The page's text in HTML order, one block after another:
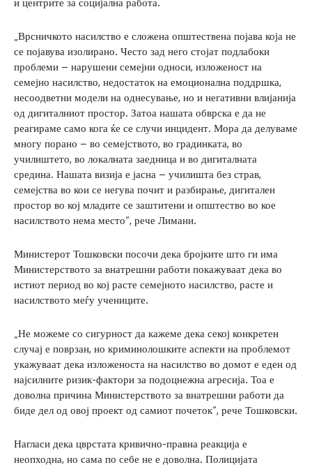
„Врсничкото насилство е сложена општествена појава која не
се појавува изолирано. Често зад него стојат подлабоки
проблеми – нарушени семејни односи, изложеност на
семејно насилство, недостаток на емоционална поддршка,
несоодветни модели на однесување, но и негативни влијанија
од дигиталниот простор. Затоа нашата обврска е да не
реагираме само кога ќе се случи инцидент. Мора да делуваме
многу порано – во семејството, во градинката, во
училиштето, во локалната заедница и во дигиталната
средина. Нашата визија е јасна – училишта без страв,
семејства во кои се негува почит и разбирање, дигитален
простор во кој младите се заштитени и општество во кое
насилството нема место“, рече Лимани.
Министерот Тошковски посочи дека бројките што ги има
Министерството за внатрешни работи покажуваат дека во
истиот период во кој расте семејното насилство, расте и
насилството меѓу учениците.
„Не можеме со сигурност да кажеме дека секој конкретен
случај е поврзан, но криминолошките аспекти на проблемот
укажуваат дека изложеноста на насилство во домот е еден од
најсилните ризик-фактори за подоцнежна агресија. Тоа е
доволна причина Министерството за внатрешни работи да
биде дел од овој проект од самиот почеток“, рече Тошковски.
Нагласи дека цврстата кривично-правна реакција е
неопходна, но сама по себе не е доволна. Полицијата